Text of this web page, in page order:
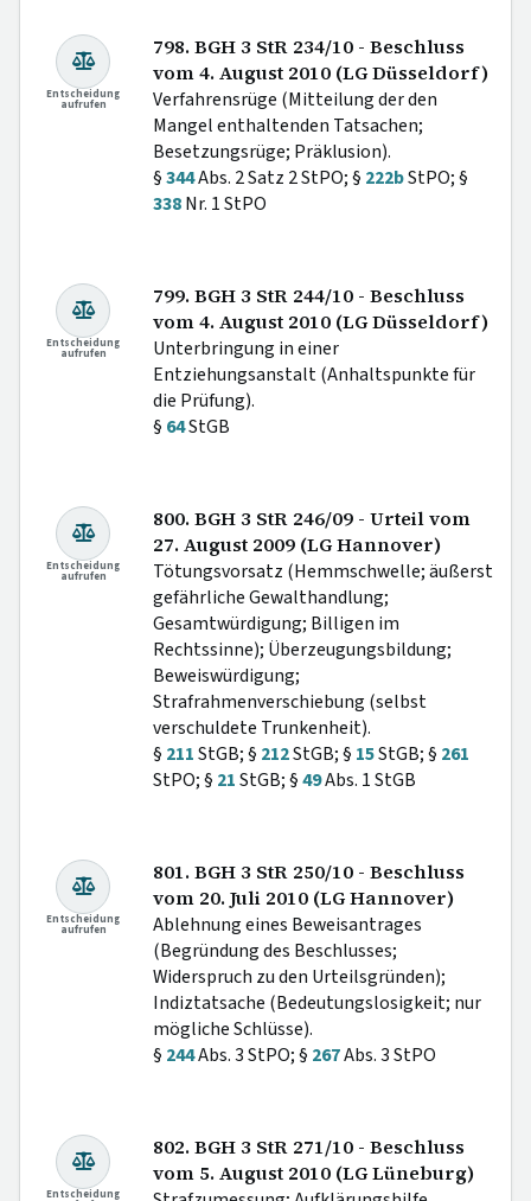
Entscheidung
aufrufen
798. BGH 3 StR 234/10 - Beschluss
vom 4. August 2010 (LG Düsseldorf)
Verfahrensrüge (Mitteilung der den
Mangel enthaltenden Tatsachen;
Besetzungsrüge; Präklusion).
§344Abs. 2 Satz 2 StPO; § 222bStPO; §
338Nr. 1 StPO
Entscheidung
aufrufen
799. BGH 3 StR 244/10 - Beschluss
vom 4. August 2010 (LG Düsseldorf)
Unterbringung in einer
Entziehungsanstalt (Anhaltspunkte für
die Prüfung).
§ 64StGB
Entscheidung
aufrufen
800. BGH 3 StR 246/09 - Urteil vom
27. August 2009 (LG Hannover)
Tötungsvorsatz (Hemmschwelle; äußerst
gefährliche Gewalthandlung;
Gesamtwürdigung; Billigen im
Rechtssinne); Überzeugungsbildung;
Beweiswürdigung;
Strafrahmenverschiebung (selbst
verschuldete Trunkenheit).
§ 211StGB; § 212StGB; § 15StGB; § 261
StPO; § 21StGB; §49Abs. 1 StGB
Entscheidung
aufrufen
801. BGH 3 StR 250/10 - Beschluss
vom 20. Juli 2010 (LG Hannover)
Ablehnung eines Beweisantrages
(Begründung des Beschlusses;
Widerspruch zu den Urteilsgründen);
Indiztatsache (Bedeutungslosigkeit; nur
mögliche Schlüsse).
§ 244Abs. 3 StPO; § 267Abs. 3 StPO
Entscheidung
802. BGH 3 StR 271/10 - Beschluss
vom 5. August 2010 (LG Lüneburg)